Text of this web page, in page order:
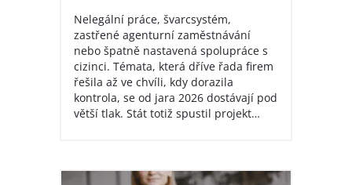
Nelegální práce, švarcsystém,
zastřené agenturní zaměstnávání
nebo špatně nastavená spolupráce s
cizinci. Témata, která dříve řada firem
řešila až ve chvíli, kdy dorazila
kontrola, se od jara 2026 dostávají pod
větší tlak. Stát totiž spustil projekt…